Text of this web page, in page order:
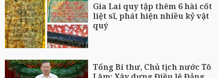
Gia Lai quy tập thêm 6 hài cốt
liệt sĩ, phát hiện nhiều kỷ vật
quý
Tổng Bí thư, Chủ tịch nước Tô